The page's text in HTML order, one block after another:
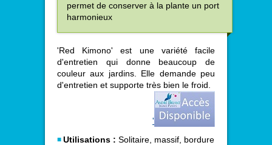
permet de conserver à la plante un port
harmonieux
'Red Kimono' est une variété facile
d'entretien qui donne beaucoup de
couleur aux jardins. Elle demande peu
d'entretien et supporte très bien le froid.
'
Utilisations : Solitaire, massif, bordure